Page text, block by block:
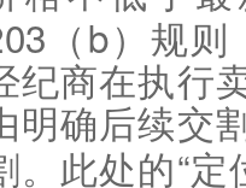
（ b ）规则
纪商在执行
明确后续交
。此处的“定